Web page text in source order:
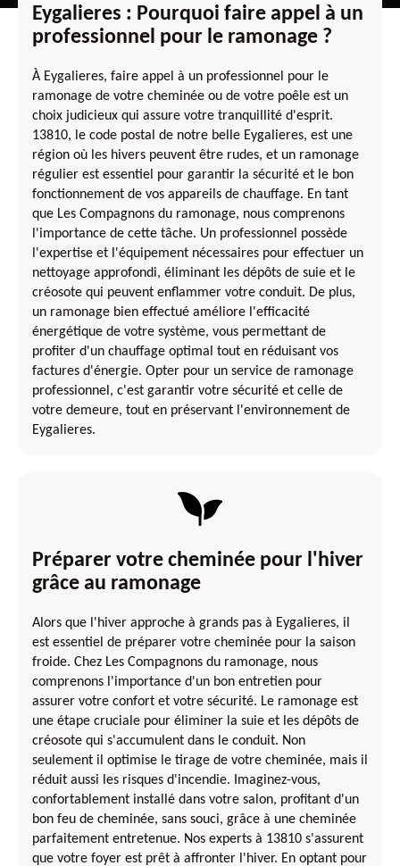
Eygalieres : Pourquoi faire appel à un
professionnel pour le ramonage ?
À Eygalieres, faire appel à un professionnel pour le
ramonage de votre cheminée ou de votre poêle est un
choix judicieux qui assure votre tranquillité d'esprit.
13810, le code postal de notre belle Eygalieres, est une
région où les hivers peuvent être rudes, et un ramonage
régulier est essentiel pour garantir la sécurité et le bon
fonctionnement de vos appareils de chauffage. En tant
que Les Compagnons du ramonage, nous comprenons
l'importance de cette tâche. Un professionnel possède
l'expertise et l'équipement nécessaires pour effectuer un
nettoyage approfondi, éliminant les dépôts de suie et le
créosote qui peuvent enflammer votre conduit. De plus,
un ramonage bien effectué améliore l'efficacité
énergétique de votre système, vous permettant de
profiter d'un chauffage optimal tout en réduisant vos
factures d'énergie. Opter pour un service de ramonage
professionnel, c'est garantir votre sécurité et celle de
votre demeure, tout en préservant l'environnement de
Eygalieres.
Préparer votre cheminée pour l'hiver
grâce au ramonage
Alors que l'hiver approche à grands pas à Eygalieres, il
est essentiel de préparer votre cheminée pour la saison
froide. Chez Les Compagnons du ramonage, nous
comprenons l'importance d'un bon entretien pour
assurer votre confort et votre sécurité. Le ramonage est
une étape cruciale pour éliminer la suie et les dépôts de
créosote qui s'accumulent dans le conduit. Non
seulement il optimise le tirage de votre cheminée, mais il
réduit aussi les risques d'incendie. Imaginez-vous,
confortablement installé dans votre salon, profitant d'un
bon feu de cheminée, sans souci, grâce à une cheminée
parfaitement entretenue. Nos experts à 13810 s'assurent
que votre foyer est prêt à affronter l'hiver. En optant pour